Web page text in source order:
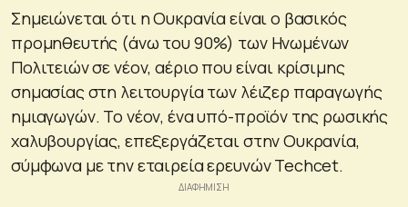
Σημειώνεται ότι η Ουκρανία είναι ο βασικός
προμηθευτής (άνω του 90%) των Ηνωμένων
Πολιτειών σε νέον, αέριο που είναι κρίσιμης
σημασίας στη λειτουργία των λέιζερ παραγωγής
ημιαγωγών. Το νέον, ένα υπό-προϊόν της ρωσικής
χαλυβουργίας, επεξεργάζεται στην Ουκρανία,
σύμφωνα με την εταιρεία ερευνών Techcet.